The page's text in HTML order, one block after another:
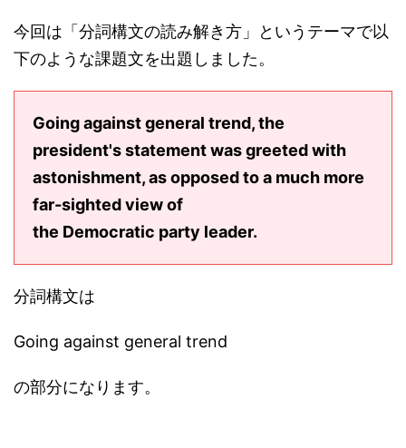
今回は「分詞構文の読み解き方」というテーマで以
下のような課題文を出題しました。
Going against general trend, the
president's statement was greeted with
astonishment, as opposed to a much more
far-sighted view of
the Democratic party leader.
分詞構文は
Going against general trend
の部分になります。